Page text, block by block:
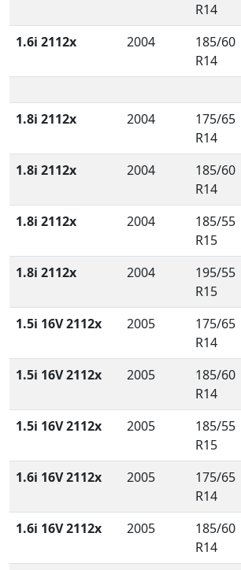
R14
1.6i 2112x 2004
185/60
R14
1.8i 2112x 2004
175/65
R14
1.8i 2112x 2004
185/60
R14
1.8i 2112x 2004
185/55
R15
1.8i 2112x 2004
195/55
R15
1.5i 16V 2112x 2005
175/65
R14
1.5i 16V 2112x 2005
185/60
R14
1.5i 16V 2112x 2005
185/55
R15
1.6i 16V 2112x 2005
175/65
R14
1.6i 16V 2112x 2005
185/60
R14